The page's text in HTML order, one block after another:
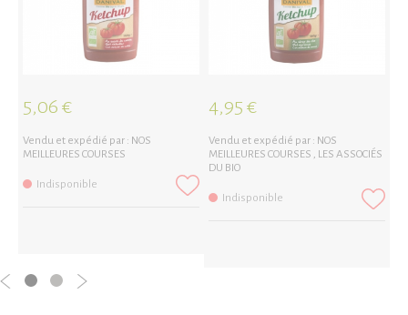
5,06 €
Vendu et expédié par : NOS
MEILLEURES COURSES
Indisponible
4,95 €
Vendu et expédié par : NOS
MEILLEURES COURSES , LES ASSOCIÉS
DU BIO
Indisponible